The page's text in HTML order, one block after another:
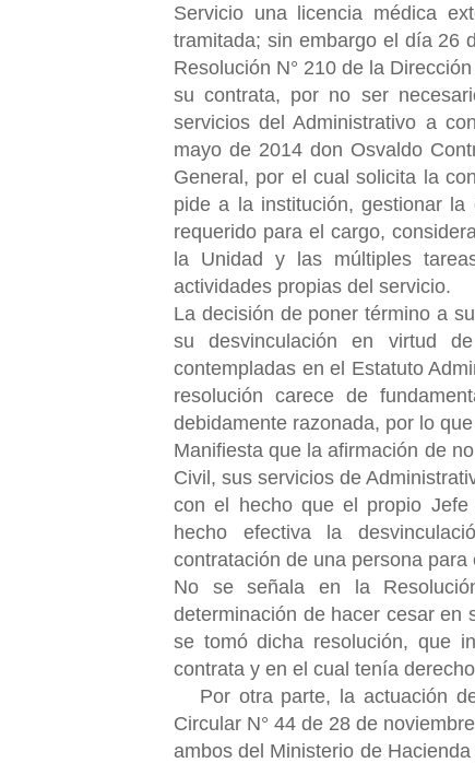
Servicio una licencia médica
tramitada; sin embargo el día 26
Resolución N° 210 de la
su contrata, por no ser
servicios del Administrativo a
mayo de 2014 don Osvaldo
General, por el cualsolicita la
pide a la institución, gestionar
requerido para el cargo,
la Unidad y las múltiples
actividades propias del servicio.
La decisión de poner término a
su desvinculación en virtud
contempladas en el Estatuto
resolución carece de
debidamente razonada, por lo
Manifiesta que la afirmación de
Civil, sus servicios de
con el hecho que el propio
hecho efectiva la
contratación de una persona
No se señala en la
determinación de hacer cesar en
se tomó dicha resolución, que
contrata y en el cual tenía
Por otra parte, la actuación
Circular N° 44 de 28 de
ambos del Ministerio de